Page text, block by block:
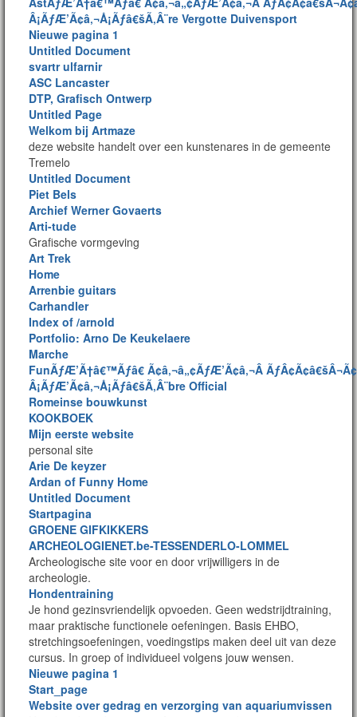
Â¡ÃƒÆ’Ã¢â‚¬Å¡Ãƒâ€šÃ‚Â¨re Vergotte Duivensport
Nieuwe pagina 1
Untitled Document
svartr ulfarnir
ASC Lancaster
DTP, Grafisch Ontwerp
Untitled Page
Welkom bij Artmaze
deze website handelt over een kunstenares in de gemeente
Tremelo
Untitled Document
Piet Bels
Archief Werner Govaerts
Arti-tude
Grafische vormgeving
Art Trek
Home
Arrenbie guitars
Carhandler
Index of /arnold
Portfolio: Arno De Keukelaere
Marche
FunÃƒÆ’Ã†â€™Ãƒâ€ Ã¢â‚¬â„¢ÃƒÆ’Ã¢â‚¬Â
Â¡ÃƒÆ’Ã¢â‚¬Å¡Ãƒâ€šÃ‚Â¨bre Official
Romeinse bouwkunst
KOOKBOEK
Mijn eerste website
personal site
Arie De keyzer
Ardan of Funny Home
Untitled Document
Startpagina
GROENE GIFKIKKERS
ARCHEOLOGIENET.be-TESSENDERLO-LOMMEL
Archeologische site voor en door vrijwilligers in de
archeologie.
Hondentraining
Je hond gezinsvriendelijk opvoeden. Geen wedstrijdtraining,
maar praktische functionele oefeningen. Basis EHBO,
stretchingsoefeningen, voedingstips maken deel uit van deze
cursus. In groep of individueel volgens jouw wensen.
Nieuwe pagina 1
Start_page
Website over gedrag en verzorging van aquariumvissen